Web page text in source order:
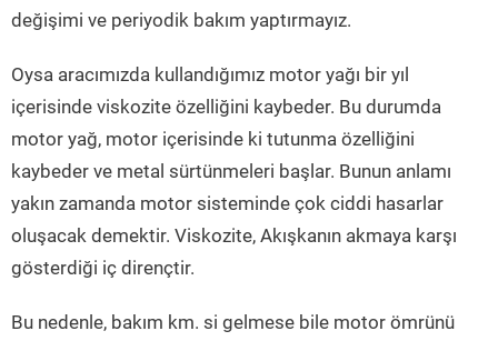
değişimi ve periyodik bakım yaptırmayız.
Oysa aracımızda kullandığımız motor yağı bir yıl
içerisinde viskozite özelliğini kaybeder. Bu durumda
motor yağ, motor içerisinde ki tutunma özelliğini
kaybeder ve metal sürtünmeleri başlar. Bunun anlamı
yakın zamanda motor sisteminde çok ciddi hasarlar
oluşacak demektir. Viskozite, Akışkanın akmaya karşı
gösterdiği iç dirençtir.
Bu nedenle, bakım km. si gelmese bile motor ömrünü